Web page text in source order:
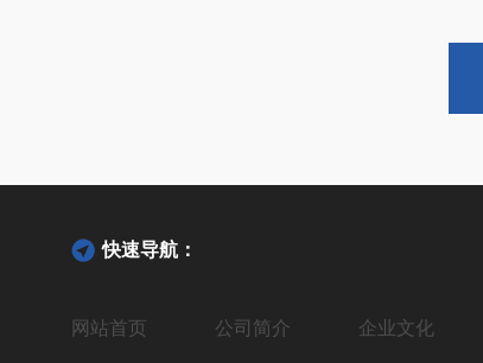
快速导航：
网站首页 公司简介 企业文化